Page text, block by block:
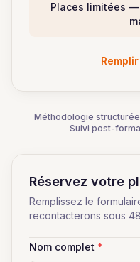
Places limitées
Méthodologie structurée
Suivi post-
Réservez votre
Remplissez le
recontacterons sous
Nom complet *